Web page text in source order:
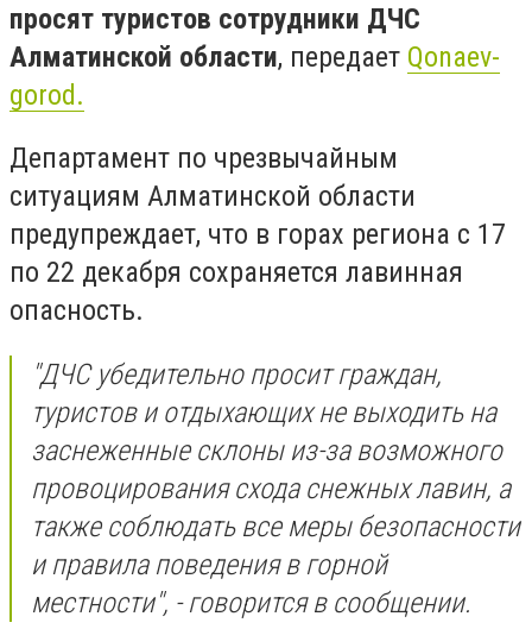
просят туристов сотрудники ДЧС
Алматинской области, передает Qonaev-
gorod.
Департамент по чрезвычайным
ситуациям Алматинской области
предупреждает, что в горах региона с 17
по 22 декабря сохраняется лавинная
опасность.
"ДЧС убедительно просит граждан,
туристов и отдыхающих не выходить на
заснеженные склоны из-за возможного
провоцирования схода снежных лавин, а
также соблюдать все меры безопасности
и правила поведения в горной
местности", - говорится в сообщении.